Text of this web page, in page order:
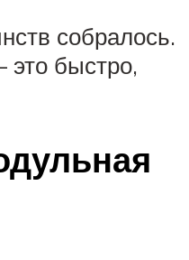
собралось.
быстро,